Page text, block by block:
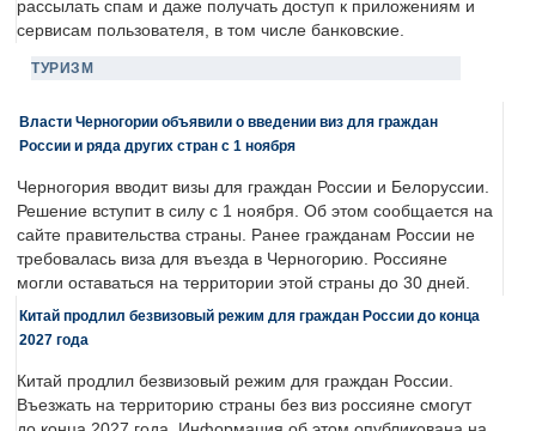
рассылать спам и даже получать доступ к приложениям и
сервисам пользователя, в том числе банковские.
ТУРИЗМ
Власти Черногории объявили о введении виз для граждан
России и ряда других стран с 1 ноября
Черногория вводит визы для граждан России и Белоруссии.
Решение вступит в силу с 1 ноября. Об этом сообщается на
сайте правительства страны. Ранее гражданам России не
требовалась виза для въезда в Черногорию. Россияне
могли оставаться на территории этой страны до 30 дней.
Китай продлил безвизовый режим для граждан России до конца
2027 года
Китай продлил безвизовый режим для граждан России.
Въезжать на территорию страны без виз россияне смогут